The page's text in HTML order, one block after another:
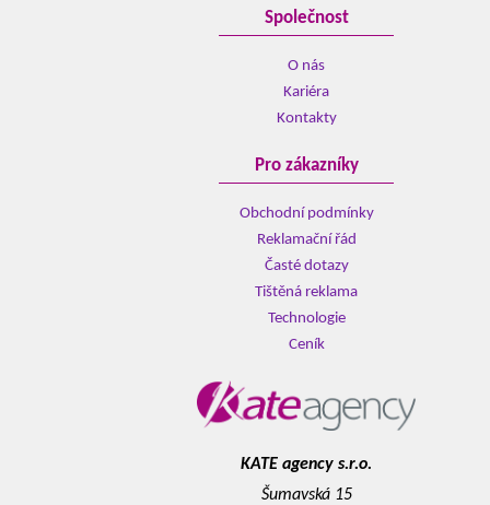
Společnost
O nás
Kariéra
Kontakty
Pro zákazníky
Obchodní podmínky
Reklamační řád
Časté dotazy
Tištěná reklama
Technologie
Ceník
KATE agency s.r.o.
Šumavská 15